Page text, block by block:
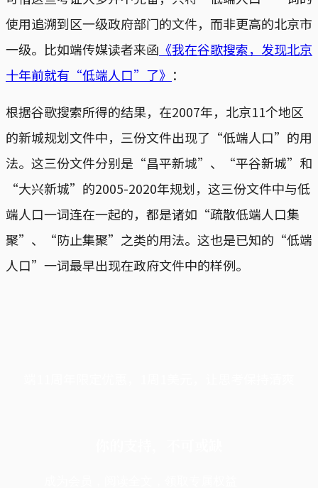
使用追溯到区一级政府部门的文件，而非更高的北京市
一级。比如端传媒读者来函 《我在谷歌搜索，发现北京
十年前就有“低端人口”了》 ：
根据谷歌搜索所得的结果，在2007年，北京11个地区
的新城规划文件中，三份文件出现了“低端人口”的用
法。这三份文件分别是“昌平新城”、“平谷新城”和
“大兴新城”的2005-2020年规划，这三份文件中与低
端人口一词连在一起的，都是诸如“疏散低端人口集
聚”、“防止集聚”之类的用法。这也是已知的“低端
人口”一词最早出现在政府文件中的样例。